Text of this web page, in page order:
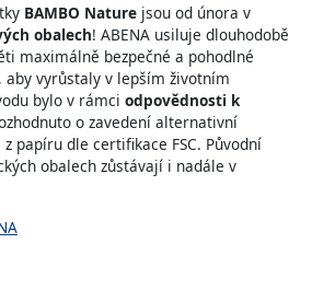
BAMBO Nature jsou od února v
obalech! ABENA usiluje dlouhodobě
maximálně bezpečné a pohodlné
aby vyrůstaly v lepším životním
bylo v rámci odpovědnosti k
o zavedení alternativní
papíru dle certifikace FSC. Původní
obalech zůstávají i nadále v